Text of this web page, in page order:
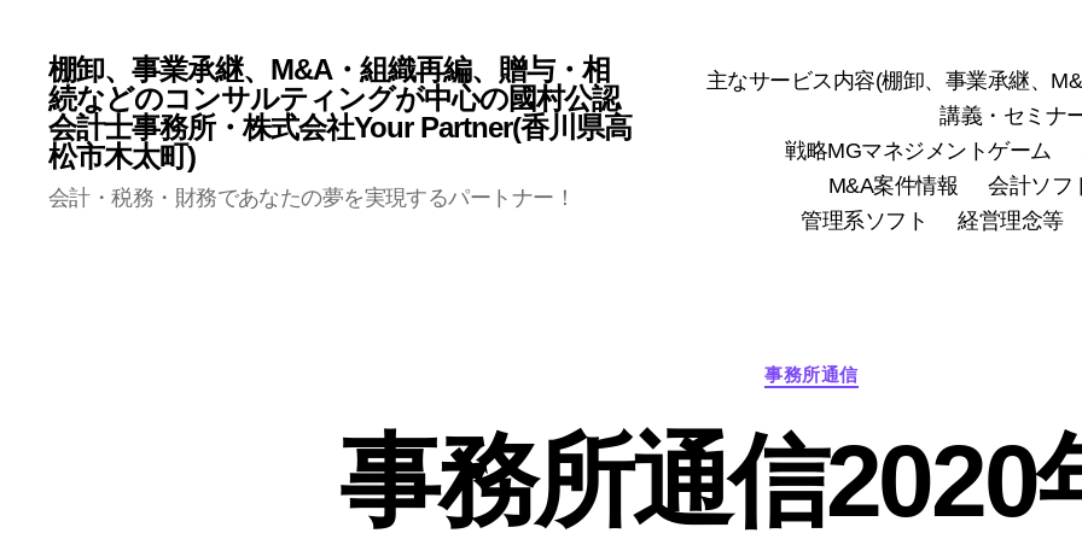
棚卸、事業承継、M&A・組織再編、贈与・相
続などのコンサルティングが中心の國村公認
会計士事務所・株式会社Your Partner(香川県高
松市木太町)
会計・税務・財務であなたの夢を実現するパートナー！
主なサービス内容(棚卸、事業承継、
講義・セミナ
戦略MGマネジメントゲーム
M&A案件情報
会計ソフ
管理系ソフト
経営理念等
カ
テ
リ
ー
事務所通信
事務所通信2020